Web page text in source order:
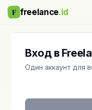
F freelance.id
Вход в
Один аккаунт для